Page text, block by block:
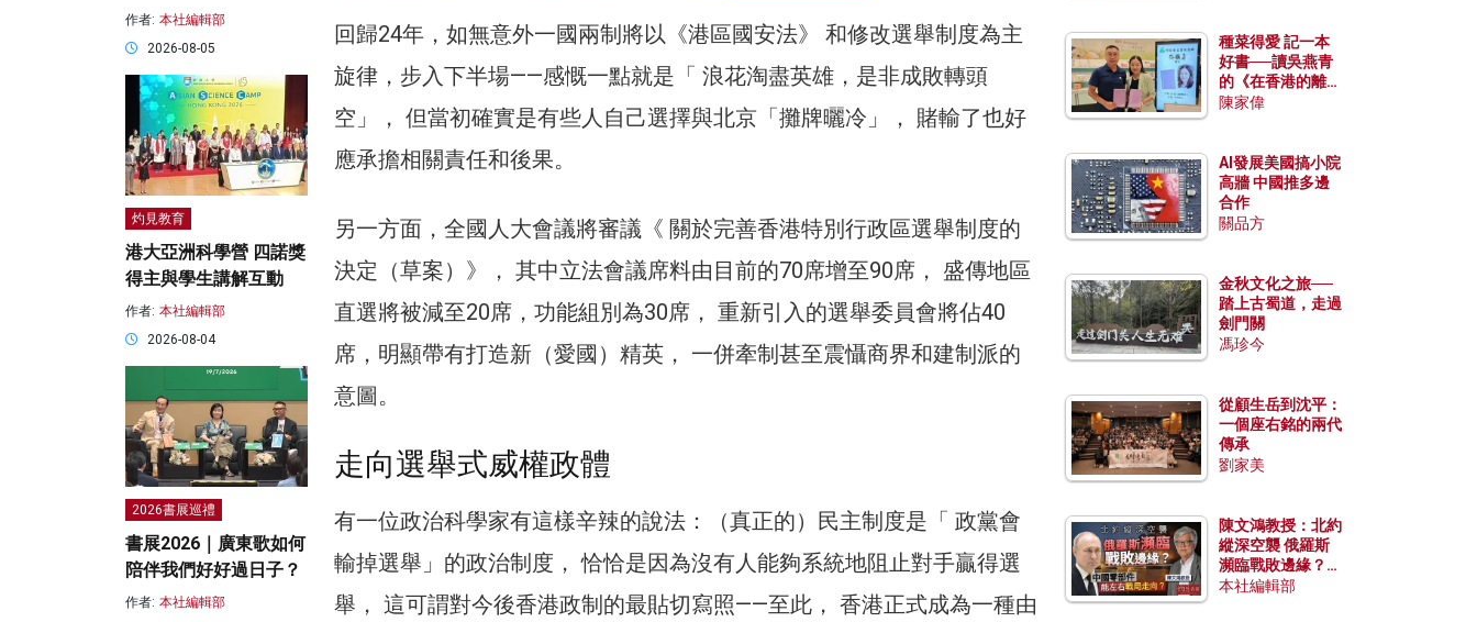
回歸24年，如無意外一國兩制將以《港區國安法》 和修改選舉制度為主
旋律，步入下半場——感慨一點就是「 浪花淘盡英雄，是非成敗轉頭
空」， 但當初確實是有些人自己選擇與北京「攤牌曬冷」， 賭輸了也好
應承擔相關責任和後果。
另一方面，全國人大會議將審議《 關於完善香港特別行政區選舉制度的
決定（草案）》， 其中立法會議席料由目前的70席增至90席， 盛傳地區
直選將被減至20席，功能組別為30席， 重新引入的選舉委員會將佔40
席，明顯帶有打造新（愛國）精英， 一併牽制甚至震懾商界和建制派的
意圖。
走向選舉式威權政體
有一位政治科學家有這樣辛辣的說法：（真正的）民主制度是「 政黨會
輸掉選舉」的政治制度， 恰恰是因為沒有人能夠系統地阻止對手贏得選
舉， 這可謂對今後香港政制的最貼切寫照——至此， 香港正式成為一種由
作者: 本社編輯部
2026-08-05
灼見教育
港大亞洲科學營 四諾獎
得主與學生講解互動
作者: 本社編輯部
2026-08-04
2026書展巡禮
書展2026｜廣東歌如何
陪伴我們好好過日子？
作者: 本社編輯部
種菜得愛 記一本
好書──讀吳燕青
的《在香港的離島
種菜》
陳家偉
AI發展美國搞小院
高牆 中國推多邊
合作
關品方
金秋文化之旅──
踏上古蜀道，走過
劍門關
馮珍今
從顧生岳到沈平：
一個座右銘的兩代
傳承
劉家美
陳文鴻教授：北約
縱深空襲 俄羅斯
瀕臨戰敗邊緣？中
國零部件能左右戰
本社編輯部